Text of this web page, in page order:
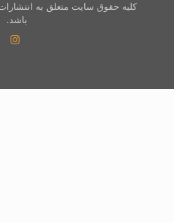
کلیه حقوق سایت متعلق به
باشد.